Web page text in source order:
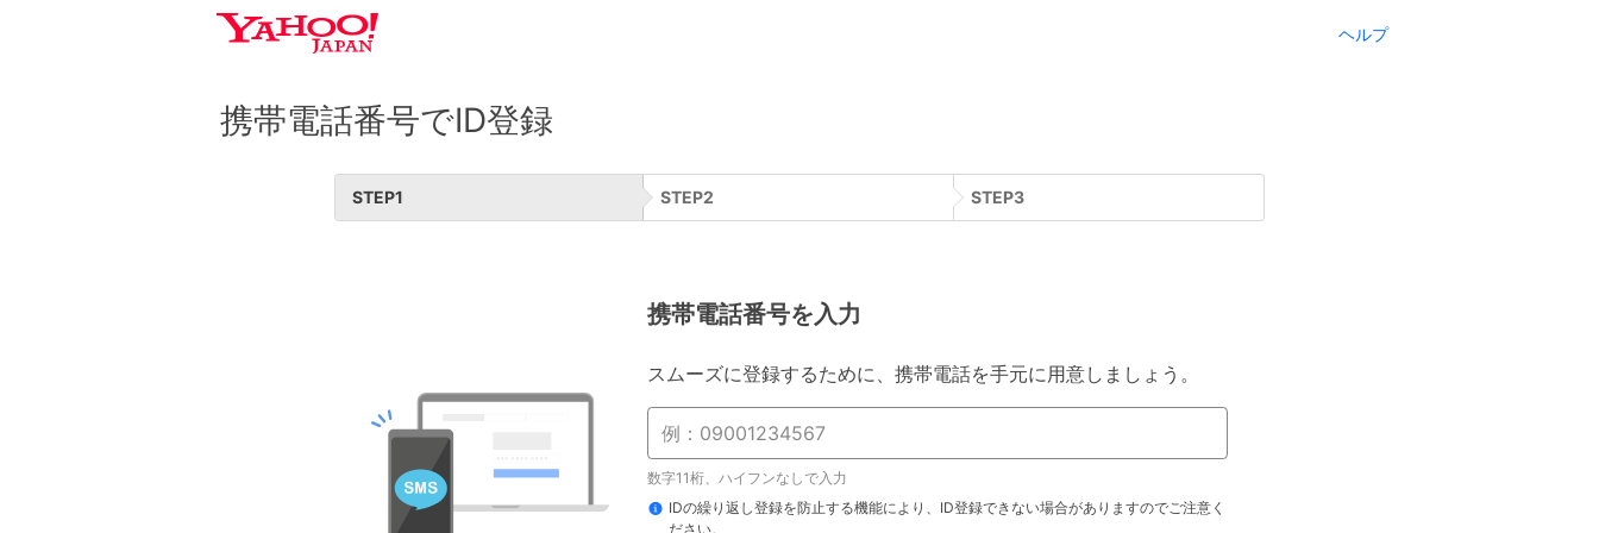
ヘルプ
携帯電話番号でID登録
STEP1 STEP2 STEP3
携帯電話番号を入力
スムーズに登録するために、携帯電話を手元に用意しましょう。
数字11桁、ハイフンなしで入力
IDの繰り返し登録を防止する機能により、ID登録できない場合がありますのでご注意く
ださい。